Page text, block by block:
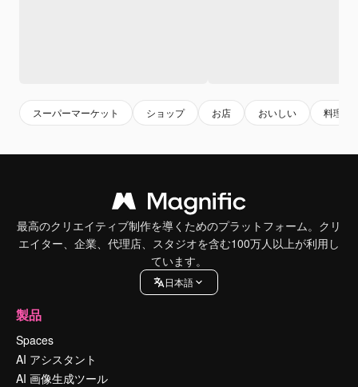
スーパーマーケット ショップ お店 おいしい 料理
最高のクリエイティブ制作を導くためのプラットフォーム。クリ
エイター、企業、代理店、スタジオを含む100万人以上が利用し
ています。
日本語
製品
Spaces
AI アシスタント
AI 画像生成ツール